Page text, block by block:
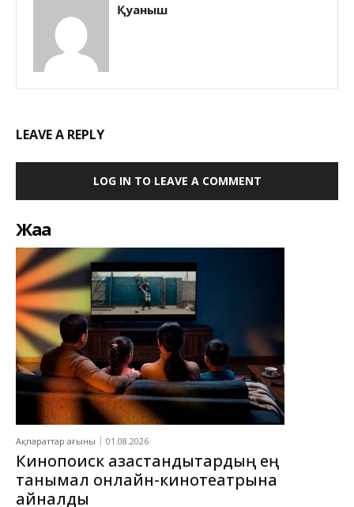
Қуаныш
LEAVE A REPLY
LOG IN TO LEAVE A COMMENT
Жаңа
Ақпараттар ағыны 01.08.2026
Кинопоиск қазақстандықтардың ең
танымал онлайн-кинотеатрына
айналды